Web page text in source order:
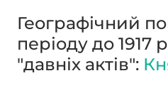
Географічний
періоду до 1917
"давніх актів":